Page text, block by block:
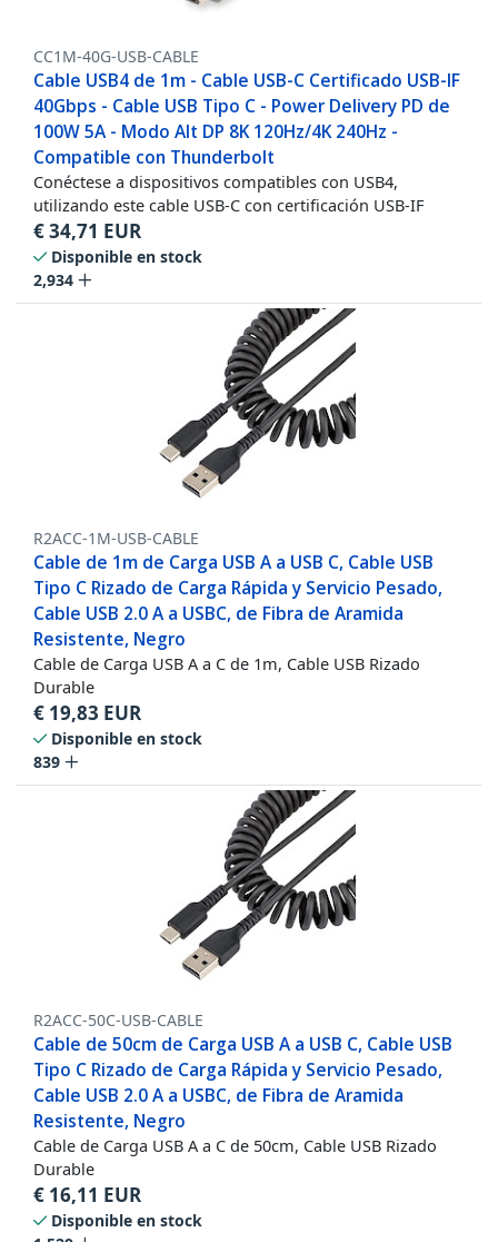
CC1M-40G-USB-CABLE
Cable USB4 de 1m - Cable USB-C Certificado USB-IF
40Gbps - Cable USB Tipo C - Power Delivery PD de
100W 5A - Modo Alt DP 8K 120Hz/4K 240Hz -
Compatible con Thunderbolt
Conéctese a dispositivos compatibles con USB4,
utilizando este cable USB-C con certificación USB-IF
€34,71 EUR
Disponible en stock
2,934
R2ACC-1M-USB-CABLE
Cable de 1m de Carga USB A a USB C, Cable USB
Tipo C Rizado de Carga Rápida y Servicio Pesado,
Cable USB 2.0 A a USBC, de Fibra de Aramida
Resistente, Negro
Cable de Carga USB A a C de 1m, Cable USB Rizado
Durable
€ 19,83 EUR
Disponible en stock
839
R2ACC-50C-USB-CABLE
Cable de 50cm de Carga USB A a USB C, Cable USB
Tipo C Rizado de Carga Rápida y Servicio Pesado,
Cable USB 2.0 A a USBC, de Fibra de Aramida
Resistente, Negro
Cable de Carga USB A a C de 50cm, Cable USB Rizado
Durable
€ 16,11 EUR
Disponible en stock